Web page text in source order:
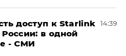
доступ к Starlink
в одной
- СМИ
14:39